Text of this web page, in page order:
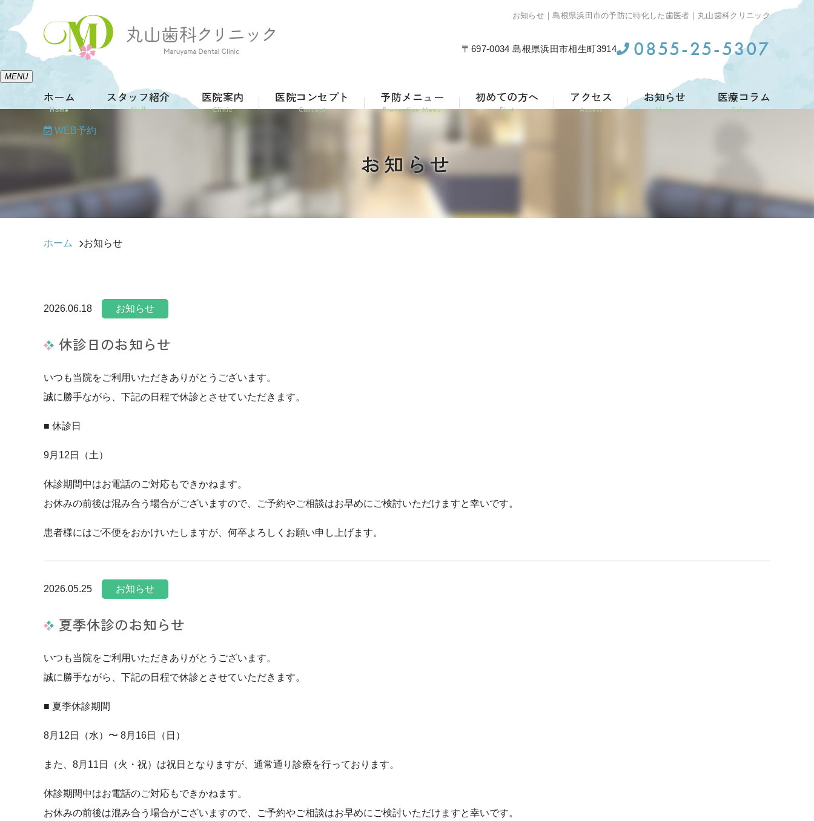
お知らせ｜島根県浜田市の予防に特化した歯医者｜丸山歯科クリニック
〒697-0034 島根県浜田市相生町3914 0855-25-5307
MENU
ホーム
Home
スタッフ紹介
Staff
医院案内
Clinic
医院コンセプト
Concept
予防メニュー
Prevention Menu
初めての方へ
First
アクセス
Access
お知らせ
News
医療コラム
Column
WEB予約
お知らせ
ホーム お知らせ
2026.06.18 お知らせ
休診日のお知らせ
いつも当院をご利用いただきありがとうございます。
誠に勝手ながら、下記の日程で休診とさせていただきます。
■ 休診日
9月12日（土）
休診期間中はお電話のご対応もできかねます。
お休みの前後は混み合う場合がございますので、ご予約やご相談はお早めにご検討いただけますと幸いです。
患者様にはご不便をおかけいたしますが、何卒よろしくお願い申し上げます。
2026.05.25 お知らせ
夏季休診のお知らせ
いつも当院をご利用いただきありがとうございます。
誠に勝手ながら、下記の日程で休診とさせていただきます。
■ 夏季休診期間
8月12日（水）〜 8月16日（日）
また、8月11日（火・祝）は祝日となりますが、通常通り診療を行っております。
休診期間中はお電話のご対応もできかねます。
お休みの前後は混み合う場合がございますので、ご予約やご相談はお早めにご検討いただけますと幸いです。